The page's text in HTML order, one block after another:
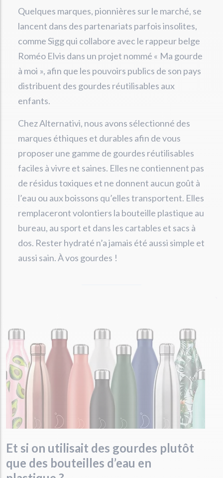
Quelques marques, pionnières sur le marché, se
lancent dans des partenariats parfois insolites,
comme Sigg qui collabore avec le rappeur belge
Roméo Elvis dans un projet nommé « Ma gourde
à moi », afin que les pouvoirs publics de son pays
distribuent des gourdes réutilisables aux
enfants.
Chez Alternativi, nous avons sélectionné des
marques éthiques et durables afin de vous
proposer une gamme de gourdes réutilisables
faciles à vivre et saines. Elles ne contiennent pas
de résidus toxiques et ne donnent aucun goût à
l’eau ou aux boissons qu’elles transportent. Elles
remplaceront volontiers la bouteille plastique au
bureau, au sport et dans les cartables et sacs à
dos. Rester hydraté n’a jamais été aussi simple et
aussi sain. À vos gourdes !
Et si on utilisait des gourdes plutôt
que des bouteilles d’eau en